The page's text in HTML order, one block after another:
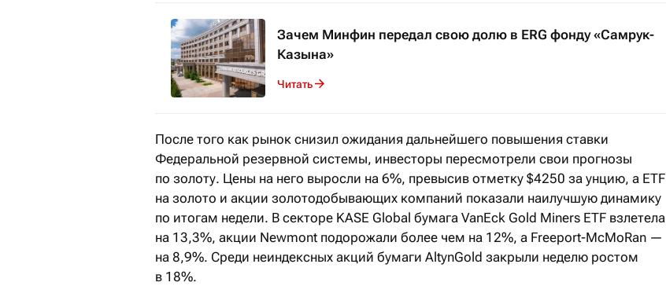
Зачем Минфин передал свою долю в ERG фонду «Самрук-
Казына»
Читать
После того как рынок снизил ожидания дальнейшего повышения ставки
Федеральной резервной системы, инвесторы пересмотрели свои прогнозы
по золоту. Цены на него выросли на 6%, превысив отметку $4250 за унцию, а ETF
на золото и акции золотодобывающих компаний показали наилучшую динамику
по итогам недели. В секторе KASE Global бумага VanEck Gold Miners ETF взлетела
на 13,3%, акции Newmont подорожали более чем на 12%, а Freeport-McMoRan —
на 8,9%. Среди неиндексных акций бумаги AltynGold закрыли неделю ростом
в 18%.